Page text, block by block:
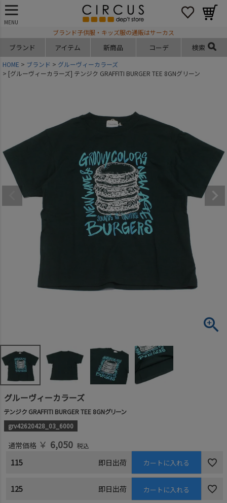
MENU
ブランド子供服・キッズ服の通販はサーカス
ブランド アイテム 新商品 コーデ 検索
HOME ブランド
グルーヴィーカラーズ
[グルーヴィーカラーズ] テンジク GRAFFITI BURGER TEE 8GNグリーン
グルーヴィーカラーズ
テンジク GRAFFITI BURGER TEE 8GNグリーン
grv42620428_03_6000
通常価格 ￥ 6,050 税込
115 即日出荷 カートに入れる
125 即日出荷 カートに入れる